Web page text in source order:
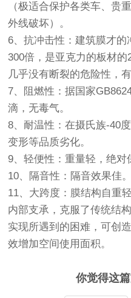
（极适合保护各类车、贵
外线破坏）。
6、抗冲击性：建筑膜才
300倍，是亚克力的板材的
几乎没有断裂的危险性，有
7、阻燃性：据国家
滴，无毒气。
8、耐温性：在摄氏族-40
变形等品质劣化。
9、轻便性：重量轻，绝对
10、隔音性：隔音效果佳。
11、大跨度：膜结构自重
内部支承，克服了传统结
实现所遇到的困难，可创
效增加空间使用面积。
你觉得这